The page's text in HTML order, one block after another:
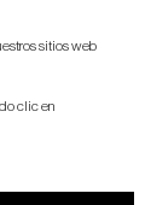
sitios web
clic en